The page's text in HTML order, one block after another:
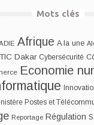
Mots clés
Afrique A la une
Dakar Cybersécurité
Economie
Postes et
Reportage Régulation